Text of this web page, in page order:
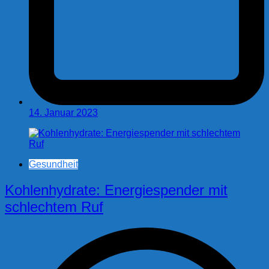
14. Januar 2023
Gesundheit
Kohlenhydrate: Energiespender mit
schlechtem Ruf